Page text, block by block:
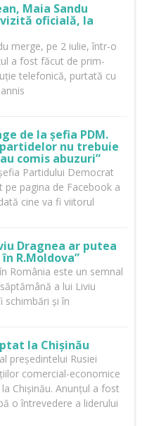
Maia Sandu
oficială, la
merge, pe 2 iulie, într-o
a fost făcut de prim-
telefonică, purtată cu
de la șefia PDM.
nu trebuie
comis abuzuri”
Partidului Democrat
pagina de Facebook a
cine va fi viitorul
Dragnea ar putea
R.Moldova”
România este un semnal
a lui Liviu
schimbări și în
la Chișinău
președintelui Rusiei
comercial-economice
Chișinău. Anunțul a fost
o întrevedere a liderului